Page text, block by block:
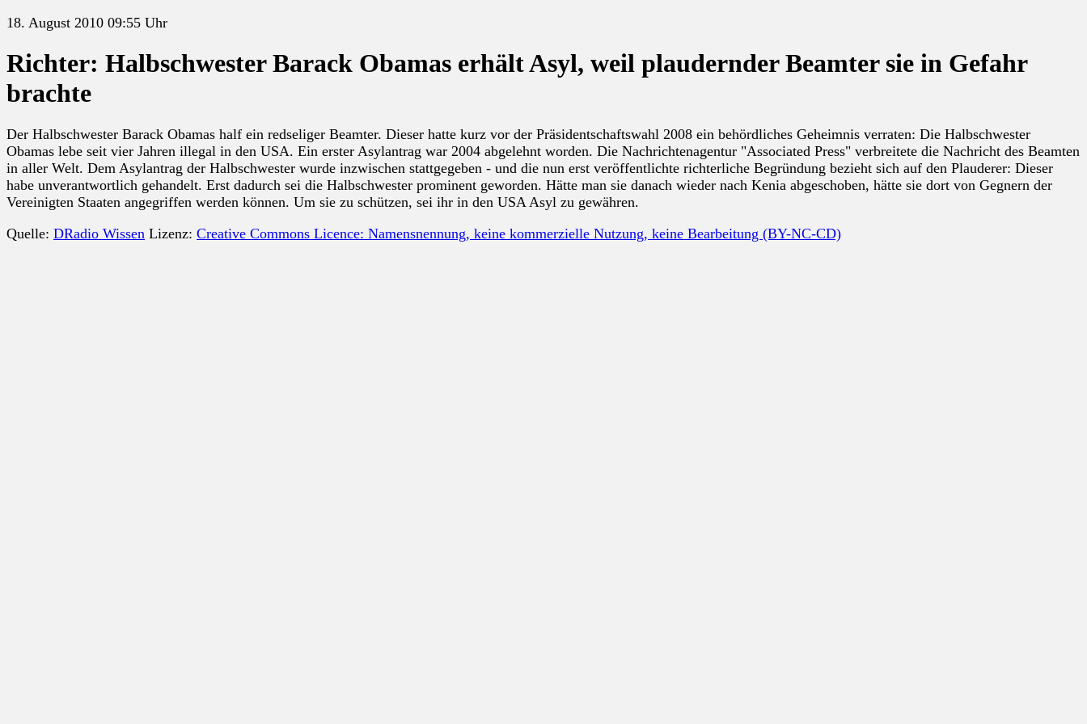
18. August 2010 09:55 Uhr
Richter: Halbschwester Barack Obamas erhält Asyl, weil plaudernder Beamter sie in Gefahr
brachte
Der Halbschwester Barack Obamas half ein redseliger Beamter. Dieser hatte kurz vor der Präsidentschaftswahl 2008 ein behördliches Geheimnis verraten: Die Halbschwester
Obamas lebe seit vier Jahren illegal in den USA. Ein erster Asylantrag war 2004 abgelehnt worden. Die Nachrichtenagentur "Associated Press" verbreitete die Nachricht des Beamten
in aller Welt. Dem Asylantrag der Halbschwester wurde inzwischen stattgegeben - und die nun erst veröffentlichte richterliche Begründung bezieht sich auf den Plauderer: Dieser
habe unverantwortlich gehandelt. Erst dadurch sei die Halbschwester prominent geworden. Hätte man sie danach wieder nach Kenia abgeschoben, hätte sie dort von Gegnern der
Vereinigten Staaten angegriffen werden können. Um sie zu schützen, sei ihr in den USA Asyl zu gewähren.
Quelle: DRadio Wissen Lizenz: Creative Commons Licence: Namensnennung, keine kommerzielle Nutzung, keine Bearbeitung (BY-NC-CD)